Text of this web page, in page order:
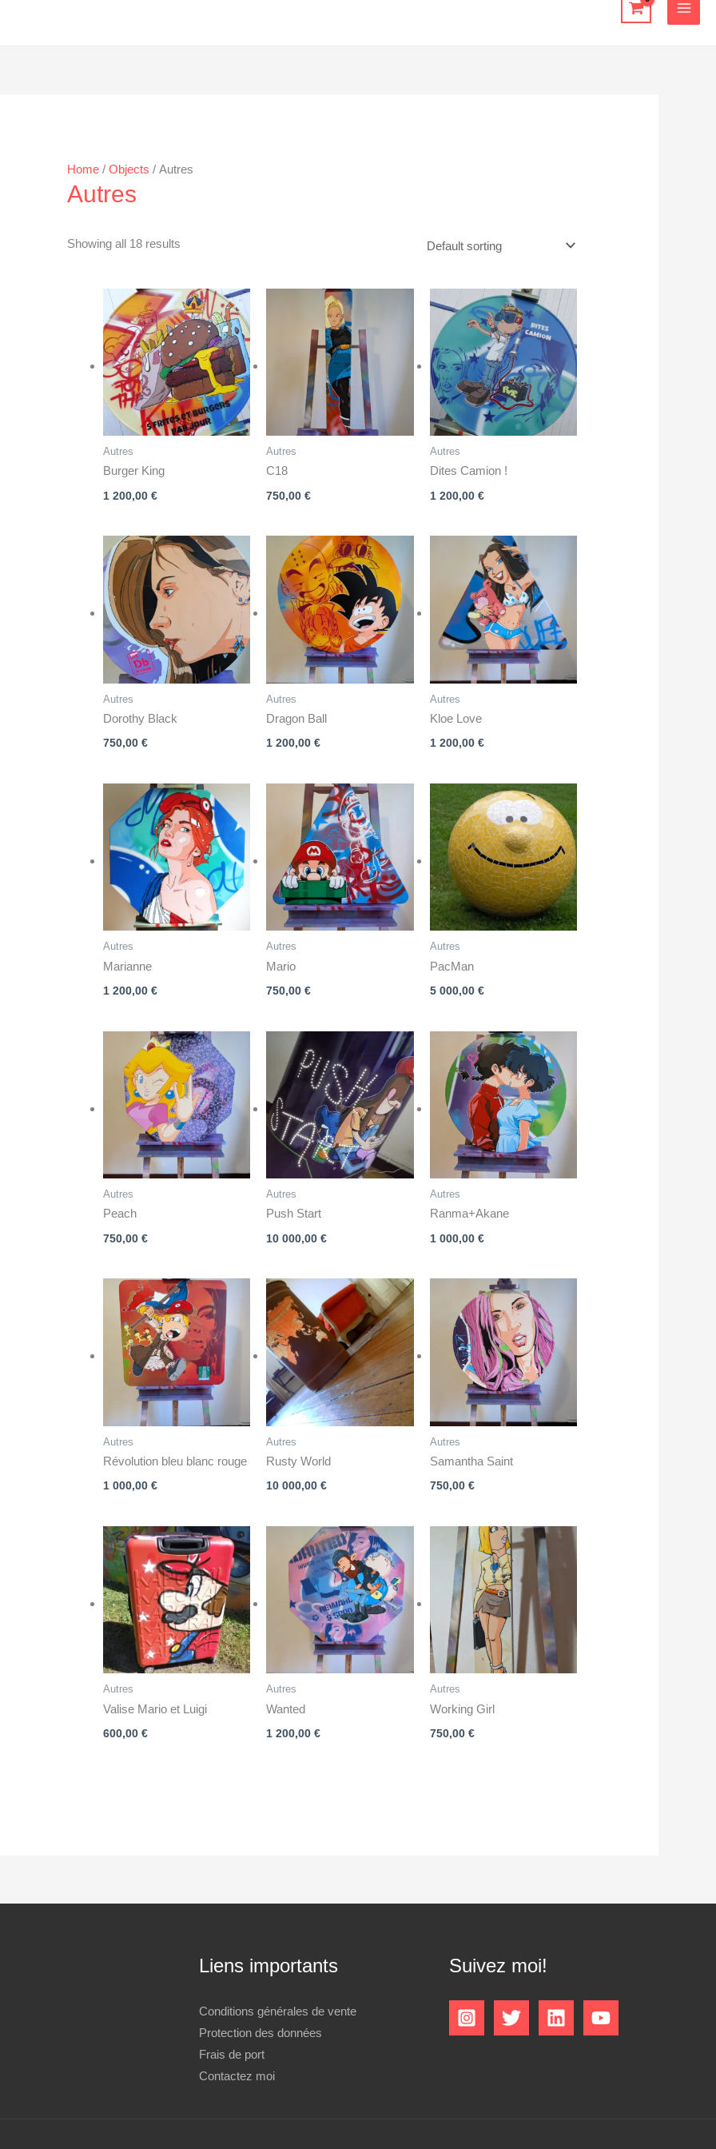
Home /Objects / Autres
Autres
Showing all 18 results
Autres
Burger King
1 200,00€
Autres
C18
750,00€
Autres
Dites Camion !
1 200,00 €
Autres
Dorothy Black
750,00€
Autres
Dragon Ball
1 200,00€
Autres
Kloe Love
1 200,00 €
Autres
Marianne
1 200,00€
Autres
Mario
750,00€
Autres
PacMan
5 000,00 €
Autres
Peach
750,00€
Autres
Push Start
10 000,00€
Autres
Ranma+Akane
1 000,00 €
Autres
Révolution bleu blanc rouge
1 000,00€
Autres
Rusty World
10 000,00€
Autres
Samantha Saint
750,00 €
Autres
Valise Mario et Luigi
600,00€
Autres
Wanted
1 200,00€
Autres
Working Girl
750,00 €
Liens importants
Conditions générales de vente
Protection des données
Frais de port
Contactez moi
Suivez moi!